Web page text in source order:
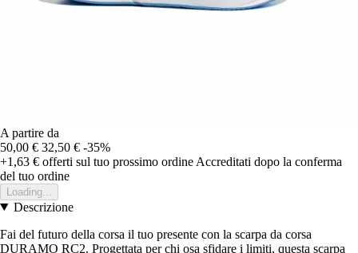
A partire da
50,00 € 32,50 € -35%
+1,63 € offerti sul tuo prossimo ordine Accreditati dopo la conferma
del tuo ordine
Loading...
Descrizione
Fai del futuro della corsa il tuo presente con la scarpa da corsa
DURAMO RC2. Progettata per chi osa sfidare i limiti, questa scarpa